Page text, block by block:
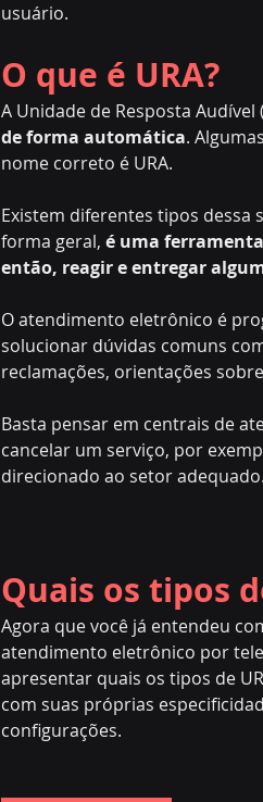
usuário.
O que é URA?
A Unidade de Resposta Audível
de forma automática.
nome correto é URA.
Existem diferentes tipos
forma geral, é uma
então, reagir e entregar
O atendimento eletrônico é
solucionar dúvidas comuns
reclamações, orientações
Basta pensar em centrais de
cancelar um serviço, por
direcionado ao setor adequado.
Quais os tipos
Agora que você já entendeu
atendimento eletrônico por
apresentar quais os tipos de
com suas próprias
configurações.